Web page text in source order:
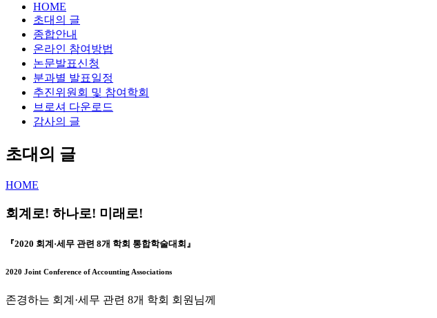
HOME
초대의 글
종합안내
온라인 참여방법
논문발표신청
분과별 발표일정
추진위원회 및 참여학회
브로셔 다운로드
감사의 글
초대의 글
HOME
회계로! 하나로! 미래로!
『2020 회계·세무 관련 8개 학회 통합학술대회』
2020 Joint Conference of Accounting Associations
존경하는 회계·세무 관련 8개 학회 회원님께